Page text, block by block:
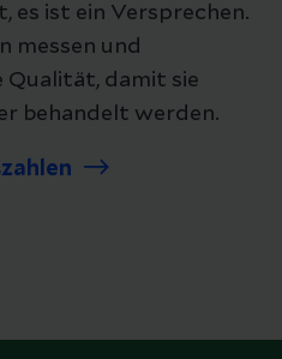
es ist ein Versprechen.
messen und
Qualität, damit sie
behandelt werden.